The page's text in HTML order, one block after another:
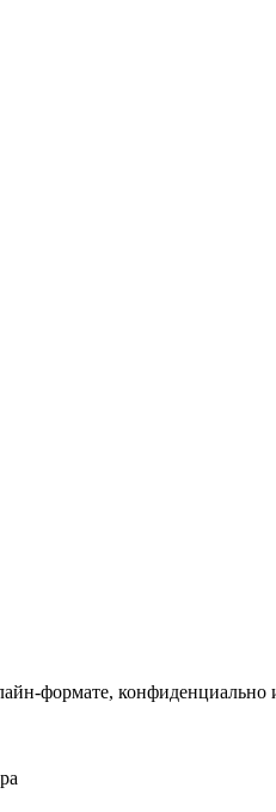
формате, конфиденциально